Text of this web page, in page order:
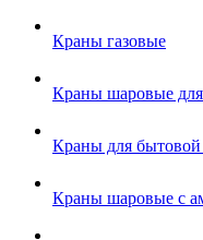
Краны газовые
Краны шаровые
Краны для бытовой
Краны шаровые с